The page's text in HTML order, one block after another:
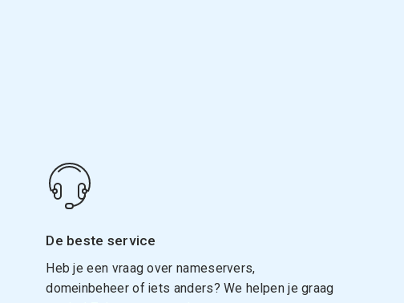
De beste service
Heb je een vraag over nameservers,
domeinbeheer of iets anders? We helpen je graag